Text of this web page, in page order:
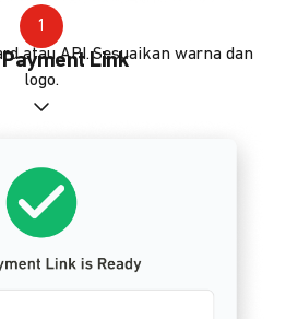
1
Link
atau API. Sesuaikan warna dan
logo.